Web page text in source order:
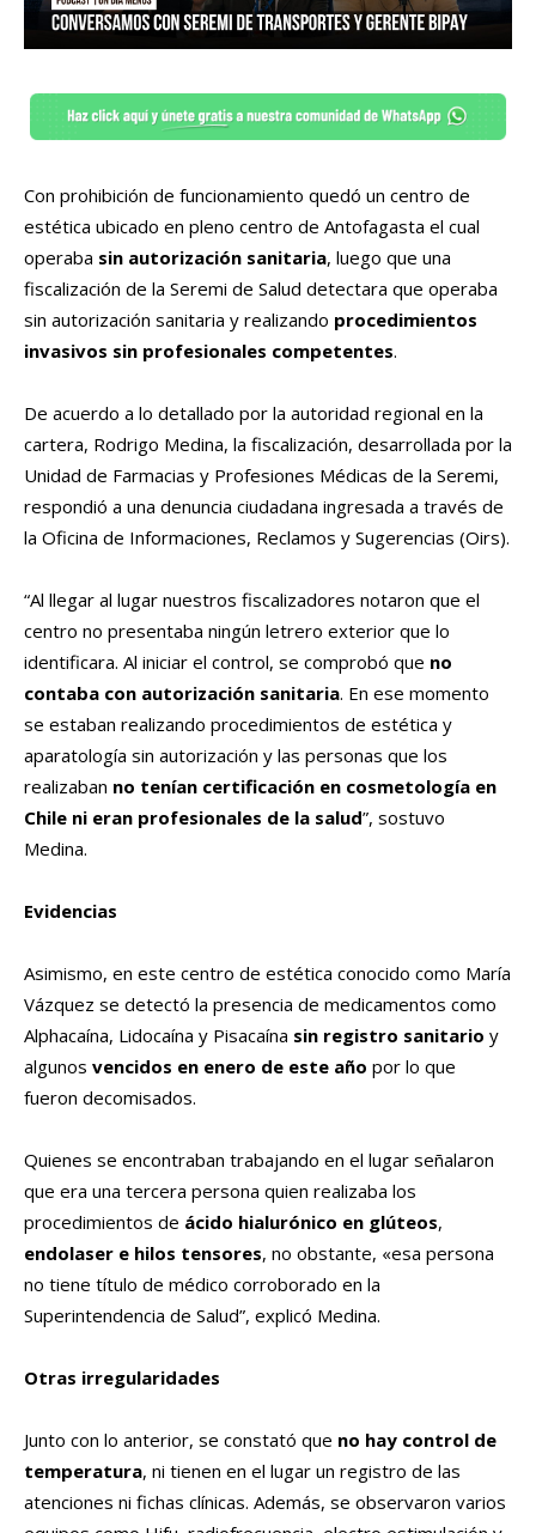
Con prohibición de funcionamiento quedó un centro de
estética ubicado en pleno centro de Antofagasta el cual
operaba sin autorización sanitaria, luego que una
fiscalización de la Seremi de Salud detectara que operaba
sin autorización sanitaria y realizando procedimientos
invasivos sin profesionales competentes.
De acuerdo a lo detallado por la autoridad regional en la
cartera, Rodrigo Medina, la fiscalización, desarrollada por la
Unidad de Farmacias y Profesiones Médicas de la Seremi,
respondió a una denuncia ciudadana ingresada a través de
la Oficina de Informaciones, Reclamos y Sugerencias (Oirs).
“Al llegar al lugar nuestros fiscalizadores notaron que el
centro no presentaba ningún letrero exterior que lo
identificara. Al iniciar el control, se comprobó que no
contaba con autorización sanitaria. En ese momento
se estaban realizando procedimientos de estética y
aparatología sin autorización y las personas que los
realizaban no tenían certificación en cosmetología en
Chile ni eran profesionales de la salud”, sostuvo
Medina.
Evidencias
Asimismo, en este centro de estética conocido como María
Vázquez se detectó la presencia de medicamentos como
Alphacaína, Lidocaína y Pisacaína sin registro sanitario y
algunos vencidos en enero de este año por lo que
fueron decomisados.
Quienes se encontraban trabajando en el lugar señalaron
que era una tercera persona quien realizaba los
procedimientos de ácido hialurónico en glúteos,
endolaser e hilos tensores, no obstante, «esa persona
no tiene título de médico corroborado en la
Superintendencia de Salud”, explicó Medina.
Otras irregularidades
Junto con lo anterior, se constató que no hay control de
temperatura, ni tienen en el lugar un registro de las
atenciones ni fichas clínicas. Además, se observaron varios